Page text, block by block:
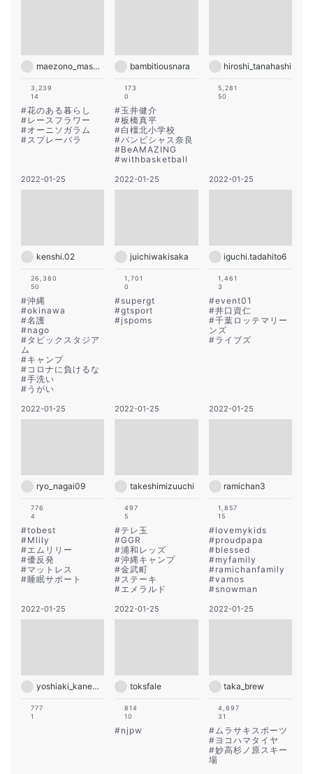
maezono_masakiyo
3,239
14
#花のある暮らし
#レースフラワー
#オーニソガラム
#スプレーバラ
bambitiousnara
173
0
#玉井健介
#板橋真平
#白橿北小学校
#バンビシャス奈良
#BeAMAZING
#withbasketball
hiroshi_tanahashi
5,281
50
2022-01-25
kenshi.02
26,380
50
#沖縄
#okinawa
#名護
#nago
#タピックスタジア
ム
#キャンプ
# コロナに負けるな
#手洗い
# うがい
2022-01-25
juichiwakisaka
1,701
0
#supergt
#gtsport
#jspoms
2022-01-25
iguchi.tadahito6
1,461
3
#event01
#井口資仁
#千葉ロッテマリー
ンズ
#ライブズ
2022-01-25
ryo_nagai09
776
4
#tobest
#Mlily
#エムリリー
#優反発
#マットレス
#睡眠サポート
2022-01-25
takeshimizuuchi
497
5
#テレ玉
#GGR
#浦和レッズ
#沖縄キャンプ
#金武町
#ステーキ
#エメラルド
2022-01-25
ramichan3
1,857
15
#lovemykids
#proudpapa
#blessed
#myfamily
#ramichanfamily
#vamos
#snowman
2022-01-25
yoshiaki_kanemura
777
1
2022-01-25
toksfale
814
10
#njpw
2022-01-25
taka_brew
4,697
31
#ムラサキスポーツ
#ヨコハマタイヤ
#妙高杉ノ原スキー
場